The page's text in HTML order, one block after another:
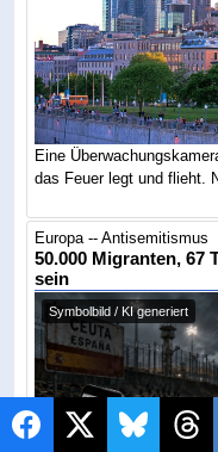
Eine
das Feuer legt und flieht.
Europa -- Antisemitismus
50.000 Migranten, 67
sein
Symbolbild / KI generiert